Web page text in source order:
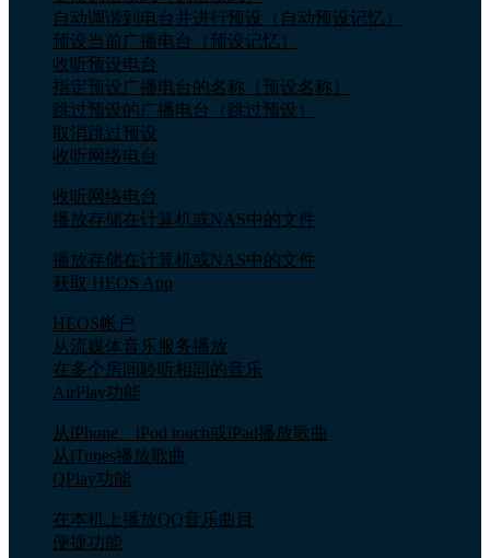
自动调谐到电台并进行预设（自动预设记忆）
预设当前广播电台（预设记忆）
收听预设电台
指定预设广播电台的名称（预设名称）
跳过预设的广播电台（跳过预设）
取消跳过预设
收听网络电台
收听网络电台
播放存储在计算机或NAS中的文件
播放存储在计算机或NAS中的文件
获取 HEOS App
HEOS帐户
从流媒体音乐服务播放
在多个房间聆听相同的音乐
AirPlay功能
从iPhone、iPod touch或iPad播放歌曲
从iTunes播放歌曲
QPlay功能
在本机上播放QQ音乐曲目
便捷功能